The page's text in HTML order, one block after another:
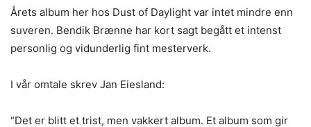
Årets album her hos Dust of Daylight var intet mindre enn
suveren. Bendik Brænne har kort sagt begått et intenst
personlig og vidunderlig fint mesterverk.
I vår omtale skrev Jan Eiesland:
“Det er blitt et trist, men vakkert album. Et album som gir